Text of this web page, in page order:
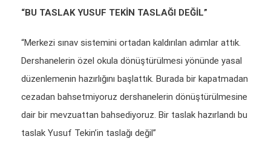
“BU TASLAK YUSUF TEKİN TASLAĞI DEĞİL”
“Merkezi sınav sistemini ortadan kaldırılan adımlar attık.
Dershanelerin özel okula dönüştürülmesi yönünde yasal
düzenlemenin hazırlığını başlattık. Burada bir kapatmadan
cezadan bahsetmiyoruz dershanelerin dönüştürülmesine
dair bir mevzuattan bahsediyoruz. Bir taslak hazırlandı bu
taslak Yusuf Tekin’in taslağı değil”